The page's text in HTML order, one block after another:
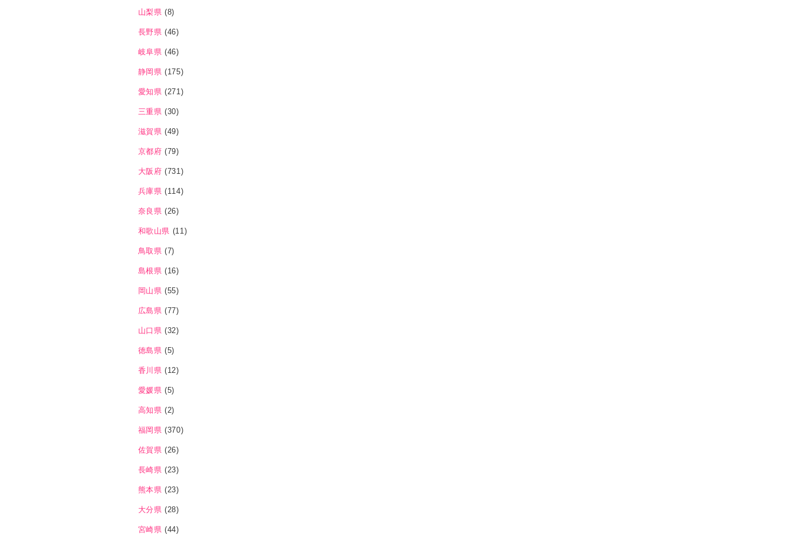
山梨県 (8)
長野県 (46)
岐阜県 (46)
静岡県 (175)
愛知県 (271)
三重県 (30)
滋賀県 (49)
京都府 (79)
大阪府 (731)
兵庫県 (114)
奈良県 (26)
和歌山県 (11)
鳥取県 (7)
島根県 (16)
岡山県 (55)
広島県 (77)
山口県 (32)
徳島県 (5)
香川県 (12)
愛媛県 (5)
高知県 (2)
福岡県 (370)
佐賀県 (26)
長崎県 (23)
熊本県 (23)
大分県 (28)
宮崎県 (44)